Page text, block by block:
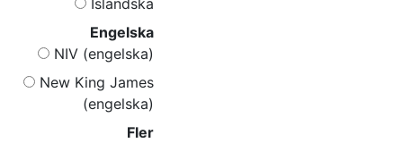
Engelska
NIV (engelska)
New King James
(engelska)
Fler